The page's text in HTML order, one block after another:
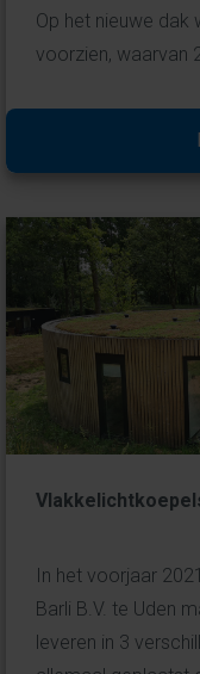
Op het nieuwe dak
voorzien, waarvan
In het voorjaar
Barli B.V. te Uden
leveren in 3